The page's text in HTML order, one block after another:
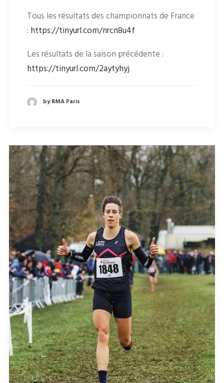
Tous les résultats des championnats de France
: https://tinyurl.com/nrcn8u4f
Les résultats de la saison précédente :
https://tinyurl.com/2aytyhyj
by RMA Paris